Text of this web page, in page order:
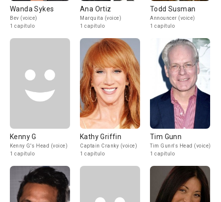
Wanda Sykes
Bev (voice)
1 capítulo
Ana Ortiz
Marquita (voice)
1 capítulo
Todd Susman
Announcer (voice)
1 capítulo
Kenny G
Kenny G's Head (voice)
1 capítulo
Kathy Griffin
Captain Cranky (voice)
1 capítulo
Tim Gunn
Tim Gunn's Head (voice)
1 capítulo